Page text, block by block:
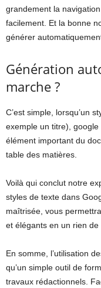
grandement la
facilement. Et la bonne
générer
Génération
marche ?
C’est simple, lorsqu’un
exemple un titre),
élément important du
table des matières.
Voilà qui conclut notre
styles de texte dans
maîtrisée, vous
et élégants en un rien de
En somme, l’utilisation
qu’un simple outil de
travaux rédactionnels.